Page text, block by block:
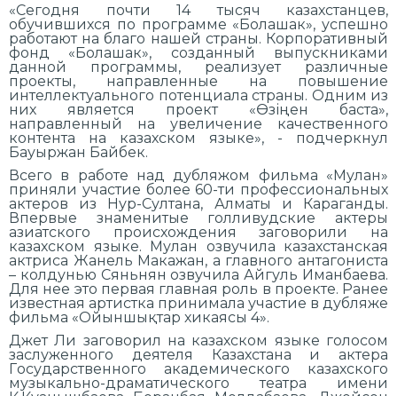
«Сегодня почти 14 тысяч казахстанцев,
обучившихся по программе «Болашак», успешно
работают на благо нашей страны. Корпоративный
фонд «Болашак», созданный выпускниками
данной программы, реализует различные
проекты, направленные на повышение
интеллектуального потенциала страны. Одним из
них является проект «Өзіңен баста»,
направленный на увеличение качественного
контента на казахском языке», - подчеркнул
Бауыржан Байбек.
Всего в работе над дубляжом фильма «Мулан»
приняли участие более 60-ти профессиональных
актеров из Нур-Султана, Алматы и Караганды.
Впервые знаменитые голливудские актеры
азиатского происхождения заговорили на
казахском языке. Мулан озвучила казахстанская
актриса Жанель Макажан, а главного антагониста
– колдунью Сяньнян озвучила Айгуль Иманбаева.
Для нее это первая главная роль в проекте. Ранее
известная артистка принимала участие в дубляже
фильма «Ойыншықтар хикаясы 4».
Джет Ли заговорил на казахском языке голосом
заслуженного деятеля Казахстана и актера
Государственного академического казахского
музыкально-драматического театра имени